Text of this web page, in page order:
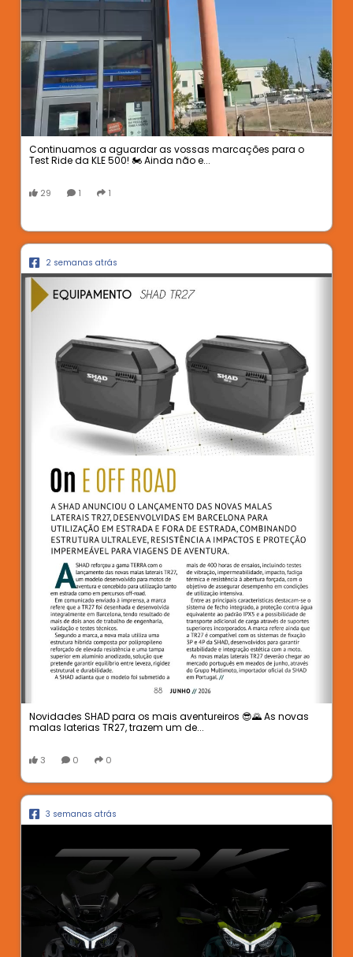
Continuamos a aguardar as vossas marcações para o
Test Ride da KLE 500! 🏍️ Ainda não e...
29 1 1
2 semanas atrás
Novidades SHAD para os mais aventureiros 😎🌄 As novas
malas laterias TR27, trazem um de...
3 0 0
3 semanas atrás